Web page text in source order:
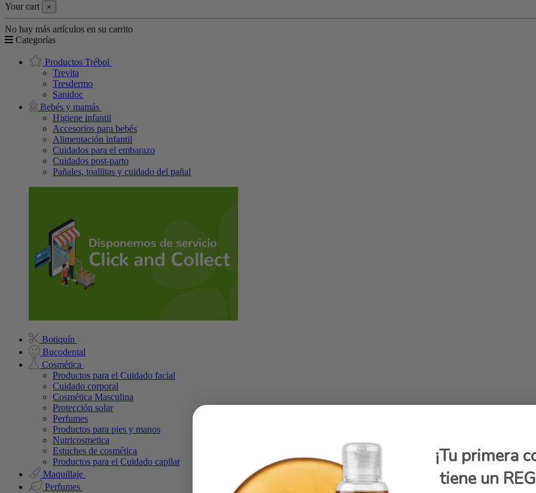
Your cart ×
No hay más artículos en su carrito
Categorías
Productos Trébol
Trevita
Tresdermo
Sanidoc
Bebés y mamás
Higiene infantil
Accesorios para bebés
Alimentación infantil
Cuidados para el embarazo
Cuidados post-parto
Pañales, toallitas y cuidado del pañal
Botiquín
Bucodental
Cosmética
Productos para el Cuidado facial
Cuidado corporal
Cosmética Masculina
Protección solar
Perfumes
Productos para pies y manos
Nutricosmetica
Estuches de cosmética
Productos para el Cuidado capilar
Maquillaje
Perfumes
¡Tu primera
tiene un